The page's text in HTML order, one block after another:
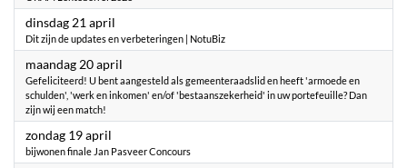
dinsdag 21 april
Dit zijn de updates en verbeteringen | NotuBiz
maandag 20 april
Gefeliciteerd! U bent aangesteld als gemeenteraadslid en heeft 'armoede en
schulden', 'werk en inkomen' en/of 'bestaanszekerheid' in uw portefeuille? Dan
zijn wij een match!
zondag 19 april
bijwonen finale Jan Pasveer Concours